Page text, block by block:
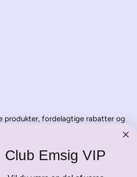
produkter, fordelagtige rabatter og
Club Emsig VIP